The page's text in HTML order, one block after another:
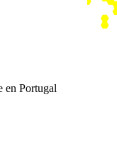
en Portugal